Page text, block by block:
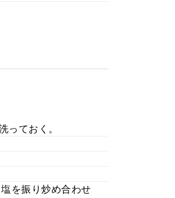
っておく。
を振り炒め合わせ